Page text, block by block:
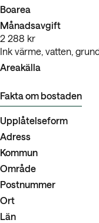
Boarea
Månadsavgift
2 288 kr
Ink värme, vatten,
Areakälla
Fakta om bostaden
Upplåtelseform
Adress
Kommun
Område
Postnummer
Ort
Län